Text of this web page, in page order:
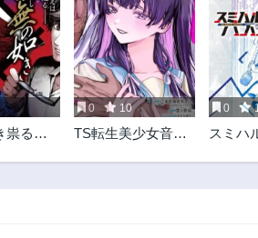
祟るも
0 10
TS転生美少女音虎
0
スミハ